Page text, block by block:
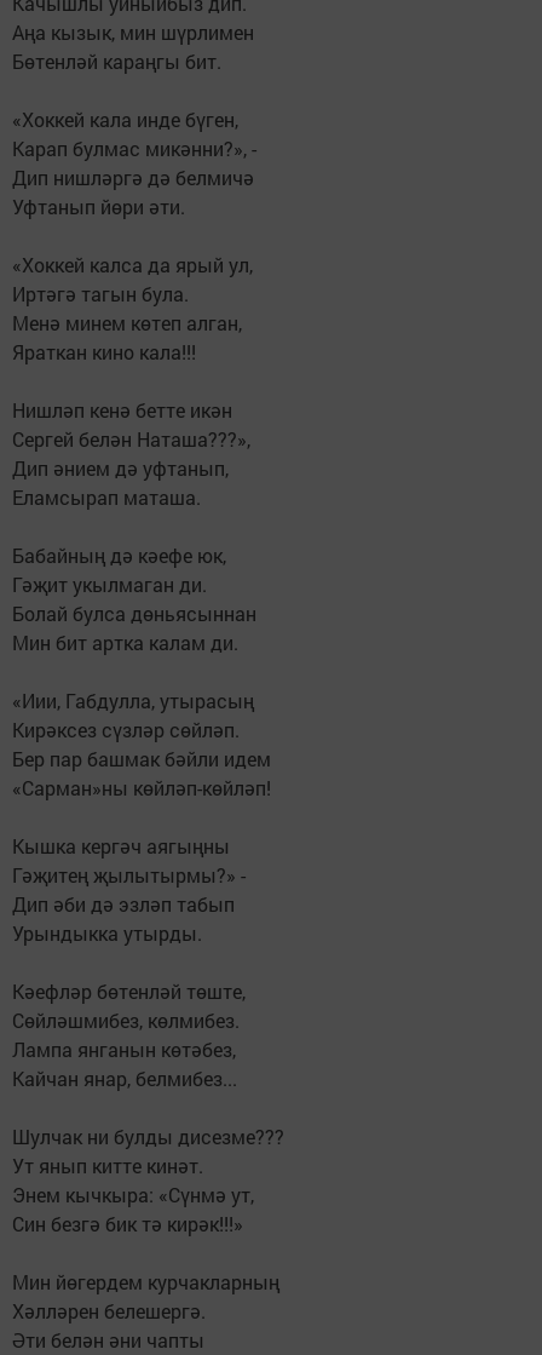
Аңа кызык, мин шүрлимен
Бөтенләй караңгы бит.
«Хоккей кала инде бүген,
Карап булмас микәнни?», -
Дип нишләргә дә белмичә
Уфтанып йөри әти.
«Хоккей калса да ярый ул,
Иртәгә тагын була.
Менә минем көтеп алган,
Яраткан кино кала!!!
Нишләп кенә бетте икән
Сергей белән Наташа???»,
Дип әнием дә уфтанып,
Еламсырап маташа.
Бабайның дә кәефе юк,
Гәҗит укылмаган ди.
Болай булса дөньясыннан
Мин бит артка калам ди.
«Иии, Габдулла, утырасың
Кирәксез сүзләр сөйләп.
Бер пар башмак бәйли идем
«Сарман»ны көйләп-көйләп!
Кышка кергәч аягыңны
Гәҗитең җылытырмы?» -
Дип әби дә эзләп табып
Урындыкка утырды.
Кәефләр бөтенләй төште,
Сөйләшмибез, көлмибез.
Лампа янганын көтәбез,
Кайчан янар, белмибез...
Шулчак ни булды дисезме???
Ут янып китте кинәт.
Энем кычкыра: «Сүнмә ут,
Син безгә бик тә кирәк!!!»
Мин йөгердем курчакларның
Хәлләрен белешергә.
Әти белән әни чапты